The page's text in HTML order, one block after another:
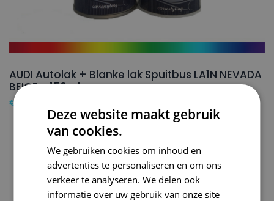
AUDI Autolak + Blanke lak Spuitbus LA1N NEVADA
BEIGE – 150ml
€
Deze website maakt gebruik
van cookies.
We gebruiken cookies om inhoud en
advertenties te personaliseren en om ons
verkeer te analyseren. We delen ook
informatie over uw gebruik van onze site